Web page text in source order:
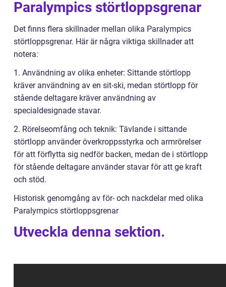
Paralympics störtloppsgrenar
Det finns flera skillnader mellan olika Paralympics
störtloppsgrenar. Här är några viktiga skillnader att
notera:
1. Användning av olika enheter: Sittande störtlopp
kräver användning av en sit-ski, medan störtlopp för
stående deltagare kräver användning av
specialdesignade stavar.
2. Rörelseomfång och teknik: Tävlande i sittande
störtlopp använder överkroppsstyrka och armrörelser
för att förflytta sig nedför backen, medan de i störtlopp
för stående deltagare använder stavar för att ge kraft
och stöd.
Historisk genomgång av för- och nackdelar med olika
Paralympics störtloppsgrenar
Utveckla denna sektion.